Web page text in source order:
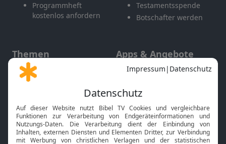
Programmheft
kostenlos anfordern
Testamentsspende
Botschafter werden
Themen
Gott und Bibel erklärt
Neuigkeiten
Apps & Angebote
Mobile App
Smart TV
HbbTV
Bibelthek Online-Bibel